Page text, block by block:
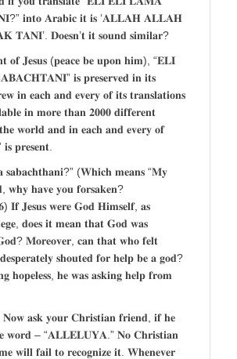
𝐢𝐧𝐭𝐨 𝐀𝐫𝐚𝐛𝐢𝐜 𝐢𝐭 𝐢𝐬 ‘𝐀𝐋𝐋𝐀𝐇 𝐀𝐋𝐋𝐀𝐇
𝐃𝐨𝐞𝐬𝐧’𝐭 𝐢𝐭 𝐬𝐨𝐮𝐧𝐝 𝐬𝐢𝐦𝐢𝐥𝐚𝐫?
𝐨𝐟 𝐉𝐞𝐬𝐮𝐬 (𝐩𝐞𝐚𝐜𝐞 𝐛𝐞 𝐮𝐩𝐨𝐧 𝐡𝐢𝐦), “𝐄𝐋𝐈
𝐢𝐬 𝐩𝐫𝐞𝐬𝐞𝐫𝐯𝐞𝐝 𝐢𝐧 𝐢𝐭𝐬
𝐢𝐧 𝐞𝐚𝐜𝐡 𝐚𝐧𝐝 𝐞𝐯𝐞𝐫𝐲 𝐨𝐟 𝐢𝐭𝐬 𝐭𝐫𝐚𝐧𝐬𝐥𝐚𝐭𝐢𝐨𝐧𝐬
𝐢𝐧 𝐦𝐨𝐫𝐞 𝐭𝐡𝐚𝐧 𝟐𝟎𝟎𝟎 𝐝𝐢𝐟𝐟𝐞𝐫𝐞𝐧𝐭
𝐰𝐨𝐫𝐥𝐝 𝐚𝐧𝐝 𝐢𝐧 𝐞𝐚𝐜𝐡 𝐚𝐧𝐝 𝐞𝐯𝐞𝐫𝐲 𝐨𝐟
𝐩𝐫𝐞𝐬𝐞𝐧𝐭.
𝐬𝐚𝐛𝐚𝐜𝐡𝐭𝐡𝐚𝐧𝐢?” (𝐖𝐡𝐢𝐜𝐡 𝐦𝐞𝐚𝐧𝐬 “𝐌𝐲
𝐡𝐚𝐯𝐞 𝐲𝐨𝐮 𝐟𝐨𝐫𝐬𝐚𝐤𝐞𝐧?
𝐈𝐟 𝐉𝐞𝐬𝐮𝐬 𝐰𝐞𝐫𝐞 𝐆𝐨𝐝 𝐇𝐢𝐦𝐬𝐞𝐥𝐟, 𝐚𝐬
𝐝𝐨𝐞𝐬 𝐢𝐭 𝐦𝐞𝐚𝐧 𝐭𝐡𝐚𝐭 𝐆𝐨𝐝 𝐰𝐚𝐬
𝐌𝐨𝐫𝐞𝐨𝐯𝐞𝐫, 𝐜𝐚𝐧 𝐭𝐡𝐚𝐭 𝐰𝐡𝐨 𝐟𝐞𝐥𝐭
𝐬𝐡𝐨𝐮𝐭𝐞𝐝 𝐟𝐨𝐫 𝐡𝐞𝐥𝐩 𝐛𝐞 𝐚 𝐠𝐨𝐝?
𝐡𝐨𝐩𝐞𝐥𝐞𝐬𝐬, 𝐡𝐞 𝐰𝐚𝐬 𝐚𝐬𝐤𝐢𝐧𝐠 𝐡𝐞𝐥𝐩 𝐟𝐫𝐨𝐦
𝐚𝐬𝐤 𝐲𝐨𝐮𝐫 𝐂𝐡𝐫𝐢𝐬𝐭𝐢𝐚𝐧 𝐟𝐫𝐢𝐞𝐧𝐝, 𝐢𝐟 𝐡𝐞
𝐰𝐨𝐫𝐝 – “𝐀𝐋𝐋𝐄𝐋𝐔𝐘𝐀.” 𝐍𝐨 𝐂𝐡𝐫𝐢𝐬𝐭𝐢𝐚𝐧
𝐰𝐢𝐥𝐥 𝐟𝐚𝐢𝐥 𝐭𝐨 𝐫𝐞𝐜𝐨𝐠𝐧𝐢𝐳𝐞 𝐢𝐭. 𝐖𝐡𝐞𝐧𝐞𝐯𝐞𝐫